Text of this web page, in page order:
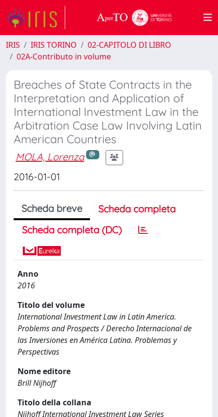
IRIS IRIS TORINO
02-CAPITOLO DI LIBRO
02A-Contributo in volume
Breaches of State Contracts in the
Interpretation and Application of
International Investment Law in the
Arbitration Case Law Involving Latin
American Countries
MOLA, Lorenza
2016-01-01
Scheda breve
Scheda completa
Scheda completa (DC)
Anno
2016
Titolo del volume
International Investment Law in Latin America.
Problems and Prospects / Derecho Internacional de
las Inversiones en América Latina. Problemas y
Perspectivas
Nome editore
Brill Nijhoff
Titolo della collana
Nijhoff International Investment Law Series